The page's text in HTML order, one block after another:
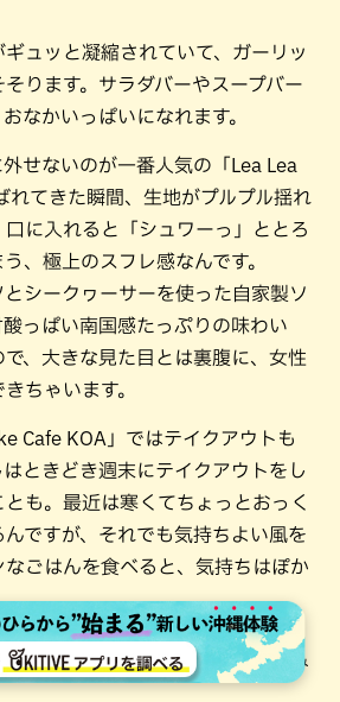
ュッと凝縮されていて、ガーリッ
ります。サラダバーやスープバー
なかいっぱいになれます。
せないのが一番人気の「Lea Lea
れてきた瞬間、生地がプルプル揺れ
に入れると「シュワーっ」ととろ
、極上のスフレ感なんです。
シークヮーサーを使った自家製ソ
っぱい南国感たっぷりの味わい
、大きな見た目とは裏腹に、女性
ちゃいます。
Cafe KOA」ではテイクアウトも
ときどき週末にテイクアウトをし
も。最近は寒くてちょっとおっく
ですが、それでも気持ちよい風を
ごはんを食べると、気持ちはぽか
一望できるので、窓の外に広がる
ゆったりとした島時間を感じてみ